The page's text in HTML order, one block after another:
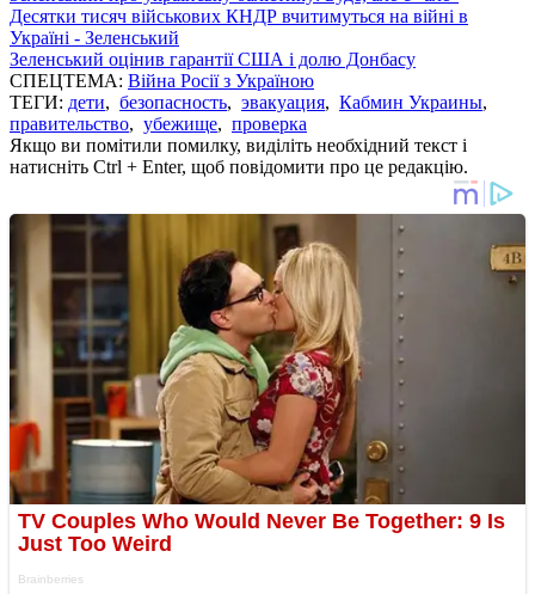
Десятки тисяч військових КНДР вчитимуться на війні в
Україні - Зеленський
Зеленський оцінив гарантії США і долю Донбасу
СПЕЦТЕМА: Війна Росії з Україною
ТЕГИ: дети, безопасность, эвакуация, Кабмин Украины,
правительство, убежище, проверка
Якщо ви помітили помилку, виділіть необхідний текст і
натисніть Ctrl + Enter, щоб повідомити про це редакцію.